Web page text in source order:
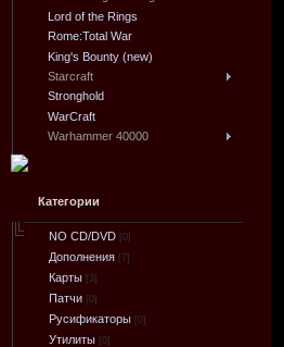
Lord of the Rings
Rome:Total War
King's Bounty (new)
Starcraft
Stronghold
WarCraft
Warhammer 40000
Категории
NO CD/DVD [0]
Дополнения [7]
Карты [3]
Патчи [0]
Русификаторы [0]
Утилиты [0]